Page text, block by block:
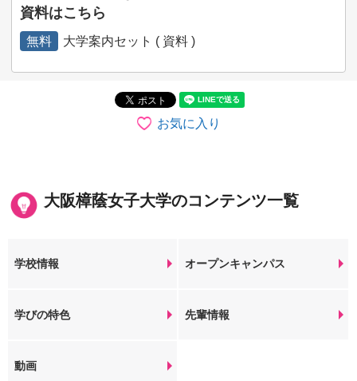
資料はこちら
無料 大学案内セット ( 資料 )
お気に入り
大阪樟蔭女子大学のコンテンツ一覧
学校情報 オープンキャンパス
学びの特色 先輩情報
動画